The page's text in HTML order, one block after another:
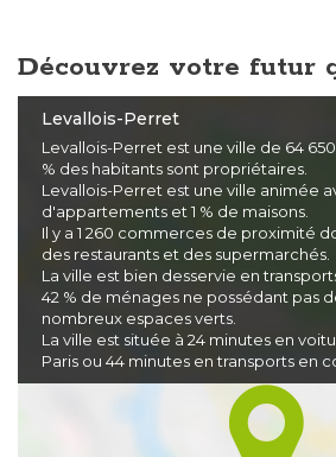
Découvrez votre futur
Levallois-Perret
Levallois-Perret est une ville de 64
% des habitants sont propriétaires.
Levallois-Perret est une ville animée
d'appartements et 1 % de maisons.
Il y a 1 260 commerces de proximité
des restaurants et des supermarchés.
La ville est bien desservie en
42 % de ménages ne possédant pas
nombreux espaces verts.
La ville est située à 24 minutes en
Paris ou 44 minutes en transports en